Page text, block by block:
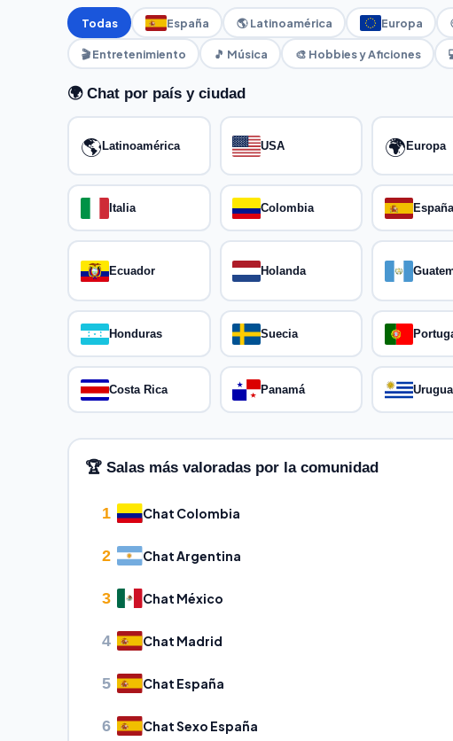
Todas España 🌎 Latinoamérica Europa
🎬 Entretenimiento 🎵 Música 🎨 Hobbies y Aficiones
🌍 Chat por país y ciudad
🌎Latinoamérica USA 🌍Europa
Italia Colombia España
Ecuador Holanda
Honduras Suecia
Costa Rica Panamá
🏆 Salas más valoradas por la comunidad
1 Chat Colombia
2 Chat Argentina
3 Chat México
4 Chat Madrid
5 Chat España
6 Chat Sexo España